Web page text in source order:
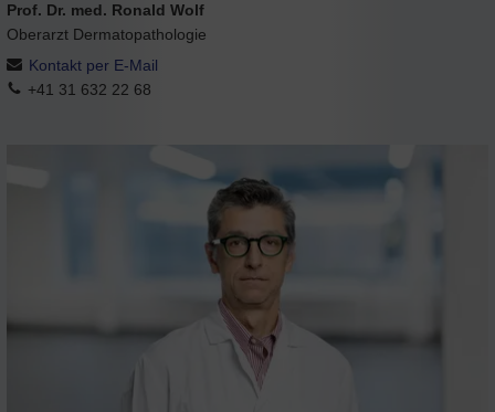
Prof. Dr. med. Ronald Wolf
Oberarzt Dermatopathologie
Kontakt per E-Mail
+41 31 632 22 68